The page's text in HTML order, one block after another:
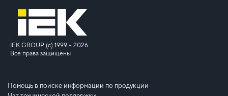
IEK GROUP (c) 1999 – 2026
Все права защищены
Помощь в поиске информации по продукции